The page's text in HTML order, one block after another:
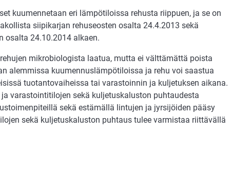
kuumennetaan eri lämpötiloissa rehusta riippuen, ja se on
siipikarjan rehuseosten osalta 24.4.2013 sekä
osalta 24.10.2014 alkaen.
mikrobiologista laatua, mutta ei välttämättä poista
alemmissa kuumennuslämpötiloissa ja rehu voi saastua
tuotantovaiheissa tai varastoinnin ja kuljetuksen aikana.
varastointitilojen sekä kuljetuskaluston puhtaudesta
sekä estämällä lintujen ja jyrsijöiden pääsy
sekä kuljetuskaluston puhtaus tulee varmistaa riittävällä